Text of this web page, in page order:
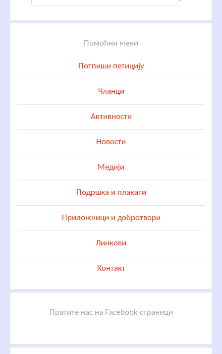
Помоћни мени
Потпиши петицију
Чланци
Активности
Новости
Медији
Подршка и плакати
Приложници и добротвори
Линкови
Контакт
Пратите нас на Facebook страници